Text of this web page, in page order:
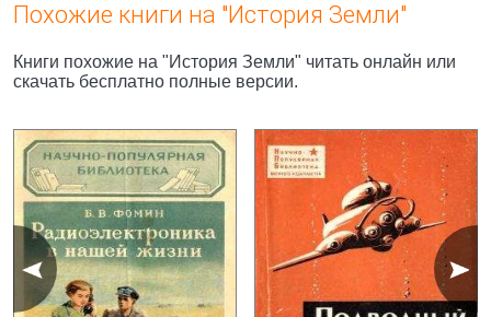
Похожие книги на "История Земли"
Книги похожие на "История Земли" читать онлайн или
скачать бесплатно полные версии.